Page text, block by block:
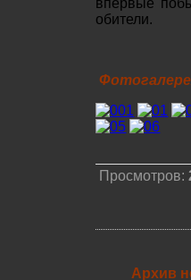
впервые
обители.
Просмотров:
Архив